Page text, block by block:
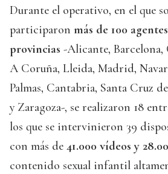
Durante el operativo, en el que
participaron más de 100
provincias -Alicante, Barcelona,
A Coruña, Lleida, Madrid,
Palmas, Cantabria, Santa Cruz
y Zaragoza-, se realizaron 18
los que se intervinieron 39
con más de 41.000 vídeos y
contenido sexual infantil